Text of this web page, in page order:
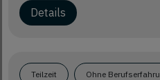
Teilzeit Ohne